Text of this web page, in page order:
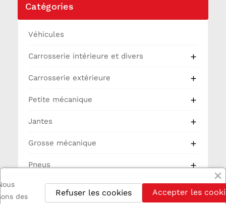
Catégories
Véhicules
Carrosserie intérieure et divers 
Carrosserie extérieure 
Petite mécanique 
Jantes 
Grosse mécanique 
Pneus 
Partie Cycle
des
Accepter les
Refuser les cookies